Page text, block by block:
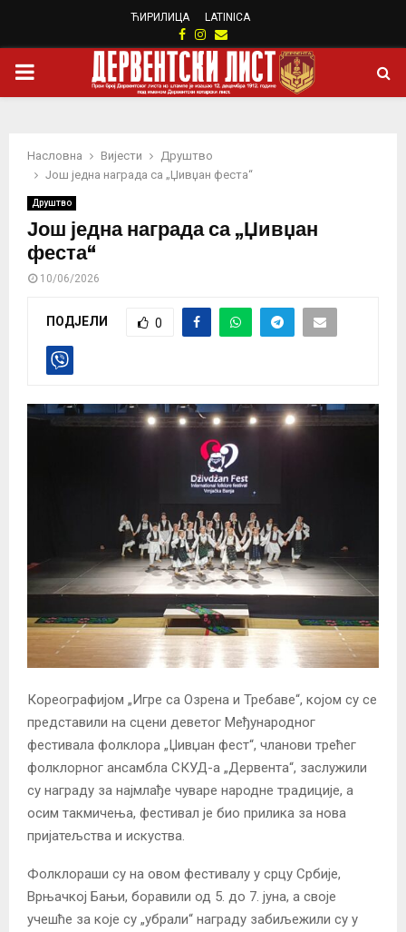
ЋИРИЛИЦА LATINICA
Facebook
Instagram
Email
PRIMARY
Насловна Вијести
Друштво
Још једна награда са „Џивџан феста“
Друштво
Још једна награда са „Џивџан
феста“
10/06/2026
ПОДЈЕЛИ 0
Кореографијом „Игре са Озрена и Требаве“, којом су се
представили на сцени деветог Међународног
фестивала фолклора „Џивџан фест“, чланови трећег
фолклорног ансамбла СКУД-а „Дервента“, заслужили
су награду за најмлађе чуваре народне традиције, а
осим такмичења, фестивал је био прилика за нова
пријатељства и искуства.
Фолклораши су на овом фестивалу у срцу Србије,
Врњачкој Бањи, боравили од 5. до 7. јуна, а своје
учешће за које су „убрали“ награду забиљежили су у